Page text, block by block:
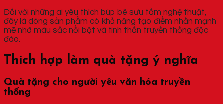
Đối với những ai yêu thích búp bê sưu tầm nghệ thuật,
đây là dòng sản phẩm có khả năng tạo điểm nhấn mạnh
mẽ nhờ màu sắc nổi bật và tinh thần truyền thống độc
đáo.
Thích hợp làm quà tặng ý nghĩa
Quà tặng cho người yêu văn hóa truyền
thống